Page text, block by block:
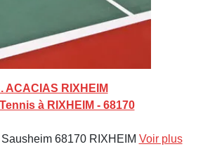
ACACIAS RIXHEIM
à RIXHEIM - 68170
68170 RIXHEIM Voir plus